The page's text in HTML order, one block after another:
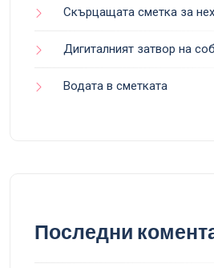
Скърцащата сметка за
Дигиталният затвор на
Водата в сметката
Последни